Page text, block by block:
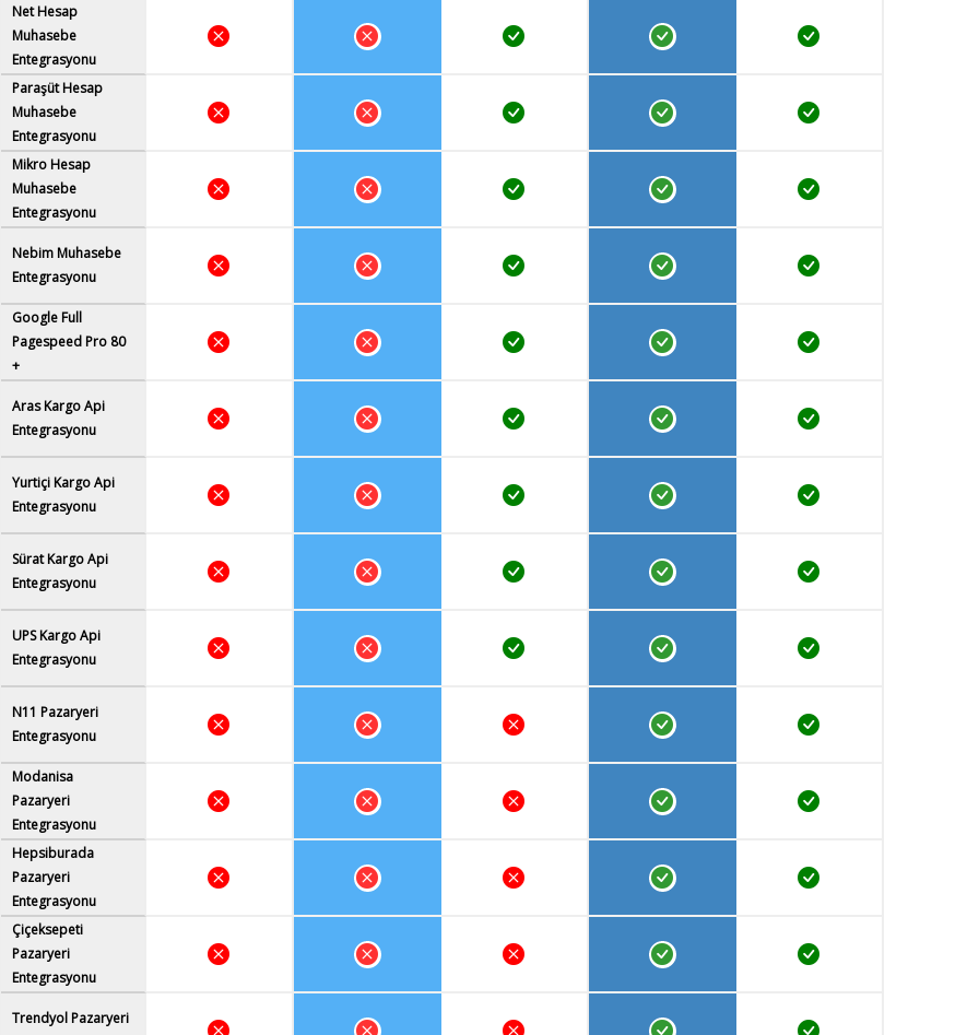
Net Hesap
Muhasebe
Entegrasyonu
Paraşüt Hesap
Muhasebe
Entegrasyonu
Mikro Hesap
Muhasebe
Entegrasyonu
Nebim Muhasebe
Entegrasyonu
Google Full
Pagespeed Pro 80
+
Aras Kargo Api
Entegrasyonu
Yurtiçi Kargo Api
Entegrasyonu
Sürat Kargo Api
Entegrasyonu
UPS Kargo Api
Entegrasyonu
N11 Pazaryeri
Entegrasyonu
Modanisa
Pazaryeri
Entegrasyonu
Hepsiburada
Pazaryeri
Entegrasyonu
Çiçeksepeti
Pazaryeri
Entegrasyonu
Trendyol Pazaryeri